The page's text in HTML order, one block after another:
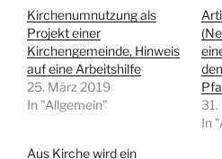
Kirchenumnutzung als
Projekt einer
Kirchengemeinde, Hinweis
auf eine Arbeitshilfe
25. März 2019
In "Allgemein"
In
Aus Kirche wird ein